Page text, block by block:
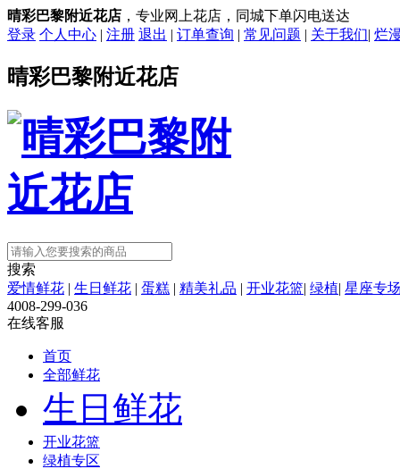
晴彩巴黎附近花店 ，专业网上花店，同城下单闪电送达
登录 个人中心 | 注册 退出 | 订单查询 | 常见问题 | 关于我们| 烂
晴彩巴黎附近花店
搜索
爱情鲜花 | 生日鲜花 | 蛋糕 | 精美礼品 | 开业花篮| 绿植| 星座专
4008-299-036
在线客服
首页
全部鲜花
生日鲜花
开业花篮
绿植专区